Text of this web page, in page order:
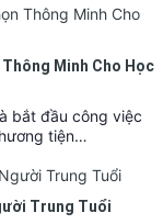
Minh Cho Học
bắt đầu công việc
tiện…
Trung Tuổi